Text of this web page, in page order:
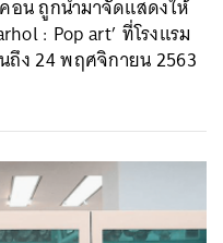
อน ถูกนำมาจัดแสดงให้
: Pop art’ ที่โรงแรม
ถึง 24 พฤศจิกายน 2563